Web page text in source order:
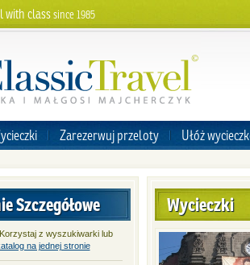
with classsince 1985
Zarezerwuj przeloty Ułóż
Wycieczki
Szczegółowe
z wyszukiwarki lub
na jednej stronie